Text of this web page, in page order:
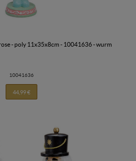
- poly 11x35x8cm - 10041636 - wurm
10041636
44,99 €